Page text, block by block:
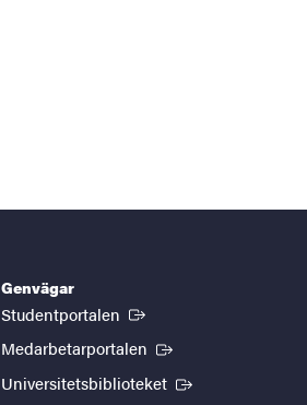
Genvägar
Studentportalen (Extern länk)
Medarbetarportalen (Extern länk)
Universitetsbiblioteket (Extern länk)